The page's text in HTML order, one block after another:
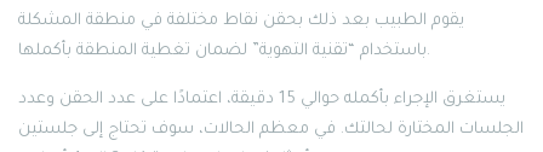
يقوم الطبيب بعد ذلك بحقن نقاط مختلفة في منطقة المشكلة
باستخدام “تقنية التهوية” لضمان تغطية المنطقة بأكملها.
يستغرق الإجراء بأكمله حوالي 15 دقيقة، اعتمادًا على عدد الحقن وعدد
الجلسات المختارة لحالتك. في معظم الحالات، سوف تحتاج إلى جلستين